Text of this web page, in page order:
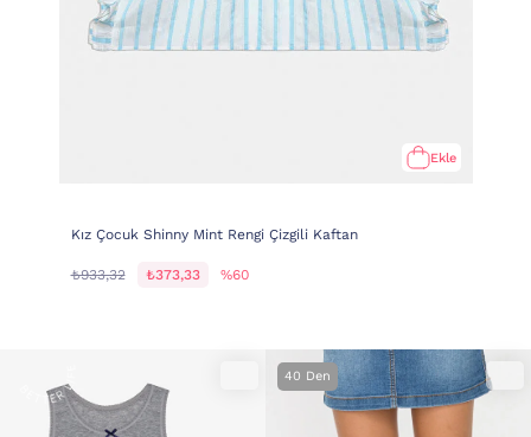
Ekle
Kız Çocuk Shinny Mint Rengi Çizgili Kaftan
₺933,32 ₺373,33 %60
40 Den